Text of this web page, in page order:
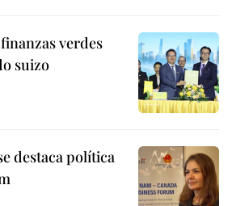
verdes
suizo
destaca política